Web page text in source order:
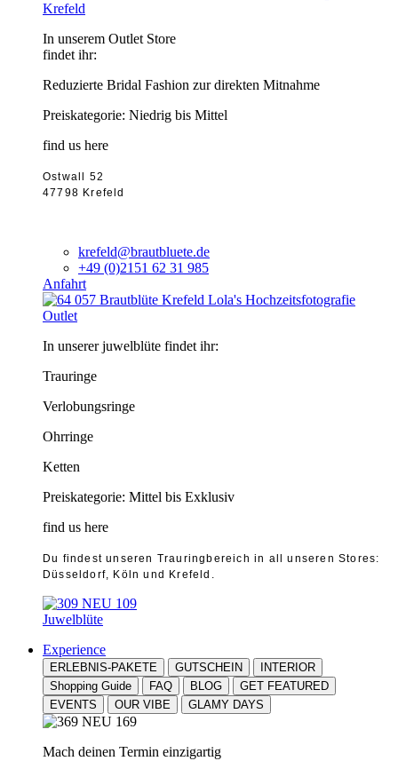
Krefeld
In unserem Outlet Store
findet ihr:
Reduzierte Bridal Fashion zur direkten Mitnahme
Preiskategorie: Niedrig bis Mittel
find us here
Ostwall 52
47798 Krefeld
krefeld@brautbluete.de
+49 (0)2151 62 31 985
Anfahrt
Outlet
In unserer juwelblüte findet ihr:
Trauringe
Verlobungsringe
Ohrringe
Ketten
Preiskategorie: Mittel bis Exklusiv
find us here
Du findest unseren Trauringbereich in all unseren Stores:
Düsseldorf, Köln und Krefeld.
Juwelblüte
Experience
ERLEBNIS-PAKETE GUTSCHEIN
INTERIOR
Shopping Guide
FAQ BLOG
GET FEATURED
EVENTS
OUR VIBE GLAMY DAYS
Mach deinen Termin einzigartig